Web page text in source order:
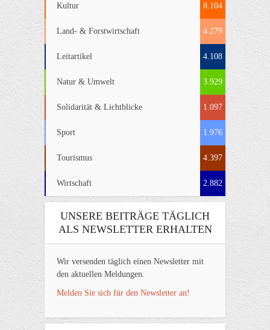
Kultur 8.104
Land- & Forstwirtschaft 4.279
Leitartikel 4.108
Natur & Umwelt 3.929
Solidarität & Lichtblicke 1.097
Sport 1.976
Tourismus 4.397
Wirtschaft 2.882
UNSERE BEITRÄGE TÄGLICH
ALS NEWSLETTER ERHALTEN
Wir versenden täglich einen Newsletter mit
den aktuellen Meldungen.
Melden Sie sich für den Newsletter an!